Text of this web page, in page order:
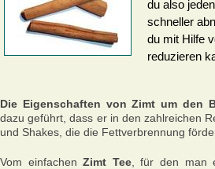
du also
schneller
du mit Hilfe
reduzieren
Die Eigenschaften von Zimt um den
dazu geführt, dass er in den zahlreichen
und Shakes, die die Fettverbrennung
Vom einfachenZimt Tee, für den man